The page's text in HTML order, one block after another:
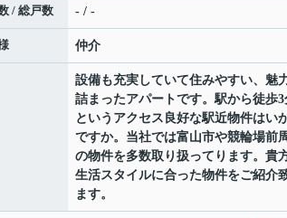
/ 総戸数 - / -
仲介
設備も充実していて住みやすい、魅
詰まったアパートです。駅から徒歩3
というアクセス良好な駅近物件はい
ですか。当社では富山市や競輪場前
の物件を多数取り扱ってります。貴
生活スタイルに合った物件をご紹介
ます。